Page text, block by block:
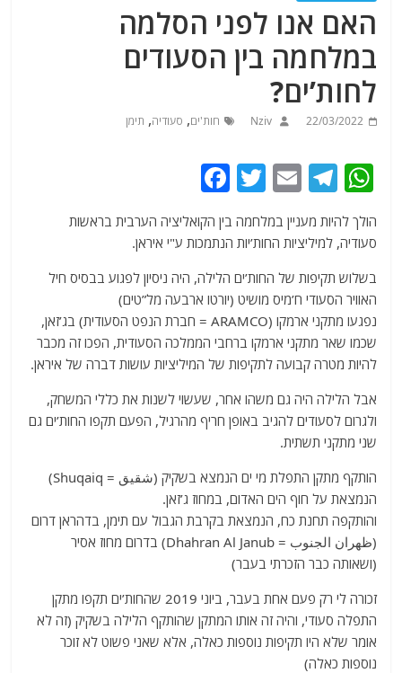
האם אנו לפני הסלמה
במלחמה בין הסעודים
לחות’ים?
22/03/2022
Nziv חות'ים, סעודיה, תימן
W
h
at
s
A
p
p
T
e
g
ra
m
E
m
ai
l
T
itt
er
c
e
b
o
o
k
הולך להיות מעניין במלחמה בין הקואליציה הערבית בראשות
סעודיה, למיליציות החות’יות הנתמכות ע"י איראן.
בשלוש תקיפות של החות’ים הלילה, היה ניסיון לפגוע בבסיס חיל
האוויר הסעודי ח’מיס מושיט (יורטו ארבעה מל”טים)
נפגעו מתקני ארמקו (ARAMCO = חברת הנפט הסעודית) בג’זאן,
שכמו שאר מתקני ארמקו ברחבי הממלכה הסעודית, הפכו זה מכבר
להיות מטרה קבועה לתקיפות של המיליציות עושות דברה של איראן.
אבל הלילה היה גם משהו אחר, שעשוי לשנות את כללי המשחק,
ולגרום לסעודים להגיב באופן חריף מהרגיל, הפעם תקפו החות’ים גם
שני מתקני תשתית.
הותקף מתקן התפלת מי ים הנמצא בשקיק (شقيق = Shuqaiq)
הנמצאת על חוף הים האדום, במחוז ג’זאן.
והותקפה תחנת כח, הנמצאת בקרבת הגבול עם תימן, בדהראן דרום
(ظهران الجنوب = Dhahran Al Janub) בדרום מחוז אסיר
(ושאותה כבר הזכרתי בעבר)
זכורה לי רק פעם אחת בעבר, ביוני 2019 שהחות’ים תקפו מתקן
התפלה סעודי, והיה זה אותו המתקן שהותקף הלילה בשקיק (זה לא
אומר שלא היו תקיפות נוספות כאלה, אלא שאני פשוט לא זוכר
נוספות כאלה)